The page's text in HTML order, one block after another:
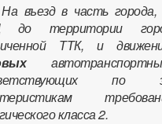
въезд в часть города,
до территории
ТТК, и
по
класса 2.